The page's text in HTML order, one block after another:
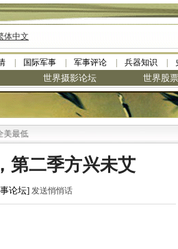
体中文
国际军事 军事评论 兵器知识
世界摄影论坛 世界股
第二季方兴未艾
论坛] 发送悄悄话